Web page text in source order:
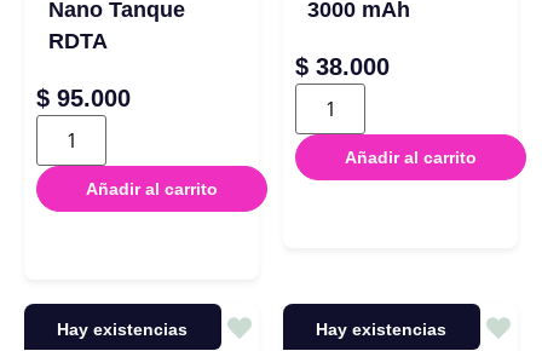
Nano Tanque
RDTA
$ 95.000
Añadir al carrito
3000 mAh
$ 38.000
Añadir al carrito
Hay existencias Hay existencias